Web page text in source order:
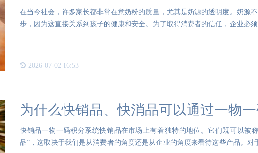
在当今社会，许多家长都非常在意奶粉的质量，尤其是奶源的透明度。奶源
步，因为这直接关系到孩子的健康和安全。为了取得消费者的信任，企业必
2026-07-02 16:53
为什么快销品、快消品可以通过一物
快销品一物一码积分系统快销品在市场上有着独特的地位。它们既可以被
品”，这取决于我们是从消费者的角度还是从企业的角度来看待这些产品。对